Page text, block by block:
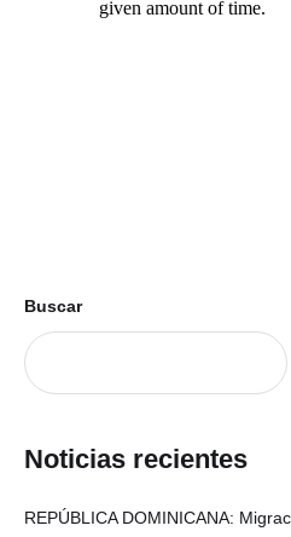
Buscar
Noticias recientes
REPÚBLICA DOMINICANA: